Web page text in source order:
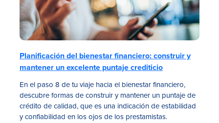
Planificación del bienestar financiero: construir y
mantener un excelente puntaje crediticio
En el paso 8 de tu viaje hacia el bienestar financiero,
descubre formas de construir y mantener un puntaje de
crédito de calidad, que es una indicación de estabilidad
y confiabilidad en los ojos de los prestamistas.